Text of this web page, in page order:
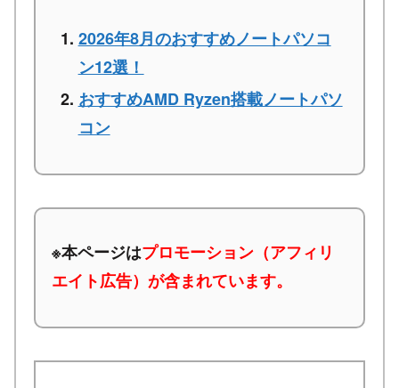
2026年8月のおすすめノートパソコ
ン12選！
おすすめAMD Ryzen搭載ノートパソ
コン
※本ページはプロモーション（アフィリ
エイト広告）が含まれています。